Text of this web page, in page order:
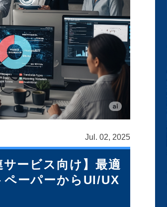
Jul. 02, 2025
ービス向け】最適
ーパーからUI/UX